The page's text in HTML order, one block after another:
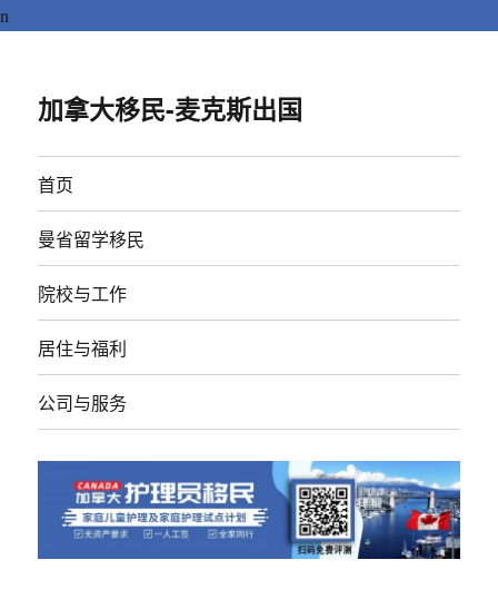
n
加拿大移民-麦克斯出国
首页
曼省留学移民
院校与工作
居住与福利
公司与服务